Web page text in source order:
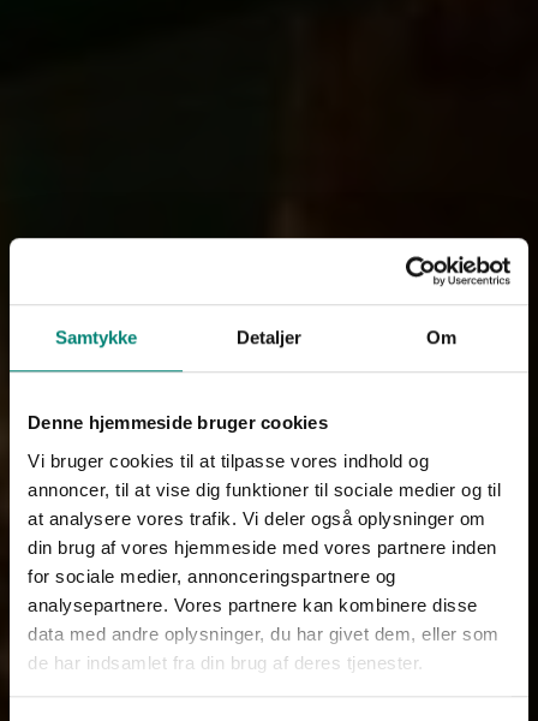
Samtykke Detaljer Om
Denne hjemmeside bruger cookies
Vi bruger cookies til at tilpasse vores indhold og
annoncer, til at vise dig funktioner til sociale medier og til
at analysere vores trafik. Vi deler også oplysninger om
din brug af vores hjemmeside med vores partnere inden
for sociale medier, annonceringspartnere og
analysepartnere. Vores partnere kan kombinere disse
data med andre oplysninger, du har givet dem, eller som
de har indsamlet fra din brug af deres tjenester.